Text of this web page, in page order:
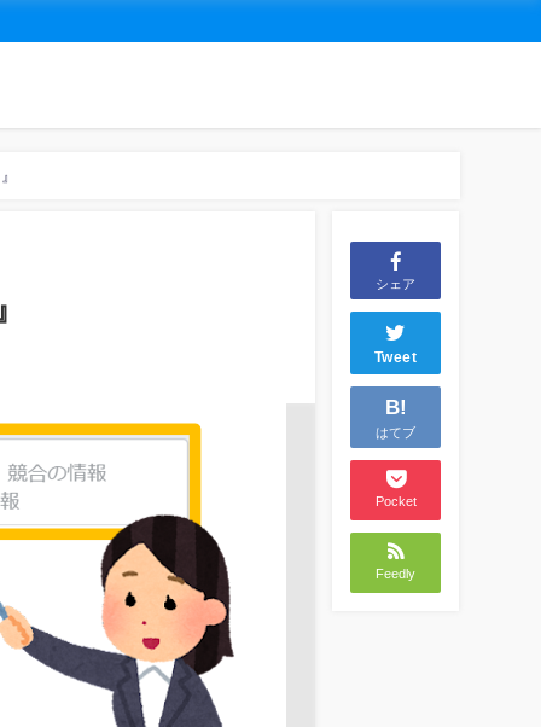
シェア
Tweet
B!
はてブ
Pocket
Feedly